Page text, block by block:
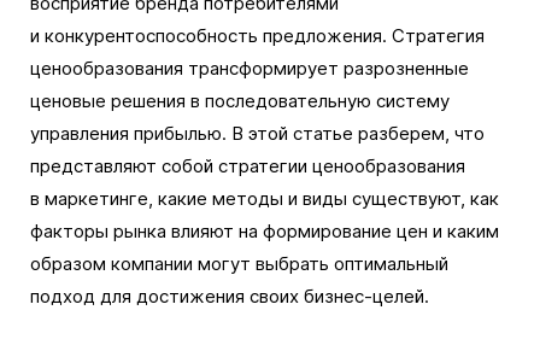
и конкурентоспособность предложения. Стратегия
ценообразования трансформирует разрозненные
ценовые решения в последовательную систему
управления прибылью. В этой статье разберем, что
представляют собой стратегии ценообразования
в маркетинге, какие методы и виды существуют, как
факторы рынка влияют на формирование цен и каким
образом компании могут выбрать оптимальный
подход для достижения своих бизнес-целей.